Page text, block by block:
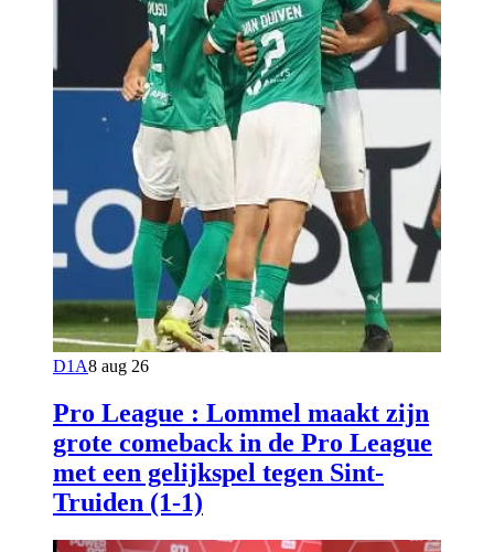
D1A8 aug 26
Pro League : Lommel maakt zijn
grote comeback in de Pro League
met een gelijkspel tegen Sint-
Truiden (1-1)